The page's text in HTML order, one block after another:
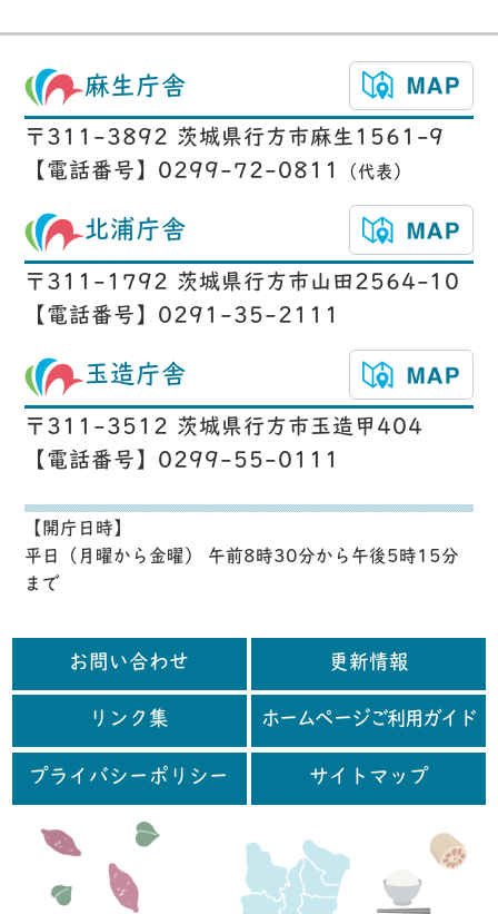
麻生庁舎
〒311-3892 茨城県行方市麻生1561-9
【電話番号】0299-72-0811
（代表）
北浦庁舎
〒311-1792 茨城県行方市山田2564-10
【電話番号】0291-35-2111
玉造庁舎
〒311-3512 茨城県行方市玉造甲404
【電話番号】0299-55-0111
【開庁日時】
平日（月曜から金曜） 午前8時30分から午後5時15分
まで
お問い合わせ 更新情報
リンク集 ホームページご利用ガイド
プライバシーポリシー サイトマップ